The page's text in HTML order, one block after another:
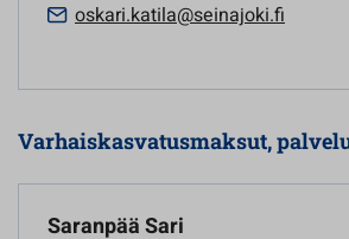
oskari.katila@seinajoki.fi
Varhaiskasvatusmaksut,
Saranpää Sari